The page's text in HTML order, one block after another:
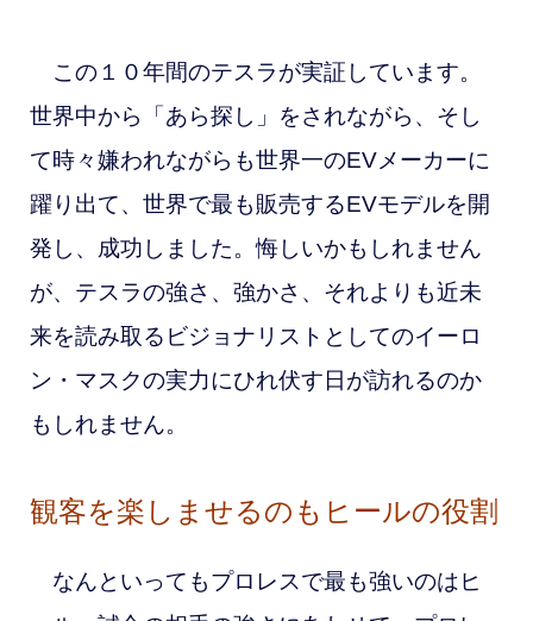
この１０年間のテスラが実証しています。
世界中から「あら探し」をされながら、そし
て時々嫌われながらも世界一のEVメーカーに
躍り出て、世界で最も販売するEVモデルを開
発し、成功しました。悔しいかもしれません
が、テスラの強さ、強かさ、それよりも近未
来を読み取るビジョナリストとしてのイーロ
ン・マスクの実力にひれ伏す日が訪れるのか
もしれません。
観客を楽しませるのもヒールの役割
なんといってもプロレスで最も強いのはヒ